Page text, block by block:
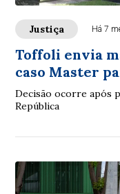
Justiça Há 7
Toffoli envia
caso Master
Decisão ocorre após
República